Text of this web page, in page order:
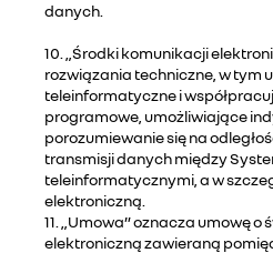
danych.
10. „Środki komunikacji
rozwiązania techniczne, w tym
teleinformatyczne i
programowe, umożliwiające
porozumiewanie się na
transmisji danych między
teleinformatycznymi, a w
elektroniczną.
11. „Umowa” oznacza umowę o
elektroniczną zawieraną